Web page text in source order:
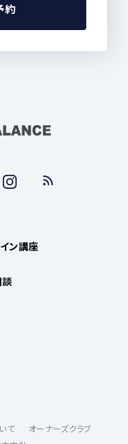
約
ン講座
て
オーナーズクラブ